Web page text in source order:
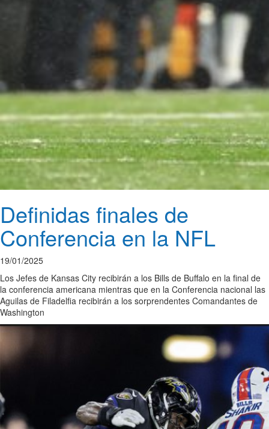
Definidas finales de
Conferencia en la NFL
19/01/2025
Los Jefes de Kansas City recibirán a los Bills de Buffalo en la final de
la conferencia americana mientras que en la Conferencia nacional las
Aguilas de Filadelfia recibirán a los sorprendentes Comandantes de
Washington